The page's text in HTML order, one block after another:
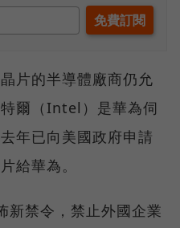
片的半導體廠商仍允
爾（Intel）是華為伺
年已向美國政府申請
給華為。
新禁令，禁止外國企業